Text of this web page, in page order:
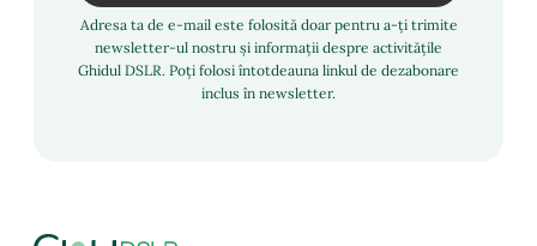
Adresa ta de e-mail este folosită doar pentru a-ți trimite
newsletter-ul nostru și informații despre activitățile
Ghidul DSLR. Poți folosi întotdeauna linkul de dezabonare
inclus în newsletter.